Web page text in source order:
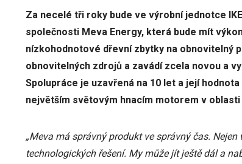
Za necelé tři roky bude ve výrobní jednotce
společnosti Meva Energy, která bude mít
nízkohodnotové dřevní zbytky na obnovitelný
obnovitelných zdrojů a zavádí zcela novou a
Spolupráce je uzavřená na 10 let a její
největším světovým hnacím motorem v
„Meva má správný produkt ve správný čas.
technologických řešení. My může jít ještě dál a